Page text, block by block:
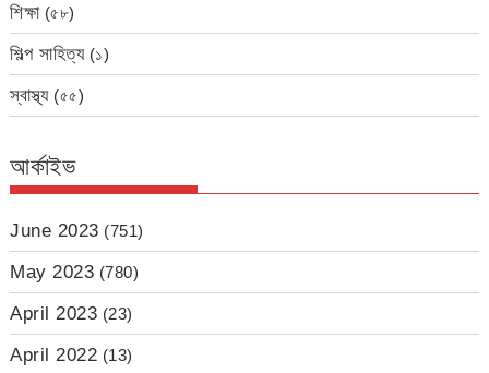
শিক্ষা(৫৮)
শিল্প সাহিত্য(১)
স্বাস্থ্য(৫৫)
আর্কাইভ
June 2023 (751)
May 2023 (780)
April 2023 (23)
April 2022 (13)